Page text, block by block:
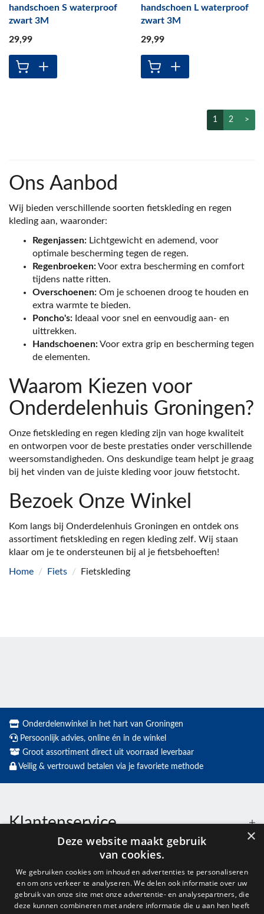
handschoen S waterproof
zwart 3M
29,99
handschoen L waterproof
zwart 3M
29,99
1 2 >
Ons Aanbod
Wij bieden verschillende soorten fietskleding en regen
kleding aan, waaronder:
Regenjassen: Lichtgewicht en ademend, voor
optimale bescherming tegen de regen.
Regenbroeken:Voor extra bescherming en comfort
tijdens natte ritten.
Overschoenen: Om je schoenen droog te houden en
extra warmte te bieden.
Poncho's: Ideaal voor snel en eenvoudig aan- en
uittrekken.
Handschoenen:Voor extra grip en bescherming tegen
de elementen.
Waarom Kiezen voor
Onderdelenhuis Groningen?
Onze fietskleding en regen kleding zijn van hoge kwaliteit
en ontworpen voor de beste prestaties onder verschillende
weersomstandigheden. Ons deskundige team helpt je graag
bij het vinden van de juiste kleding voor jouw fietstocht.
Bezoek Onze Winkel
Kom langs bij Onderdelenhuis Groningen en ontdek ons
assortiment fietskleding en regen kleding zelf. Wij staan
klaar om je te ondersteunen bij al je fietsbehoeften!
Home / Fiets / Fietskleding
Onderdelenwinkel in het hart van Groningen
Persoonlijk advies, online én in de winkel
Groot assortiment direct uit voorraad leverbaar
Veilig & vertrouwd betalen via je favoriete methode
Klantenservice
Openingstijden
×
Deze website maakt gebruik
van cookies.
We gebruiken cookies om inhoud en advertenties te personaliseren
en om ons verkeer te analyseren. We delen ook informatie over uw
gebruik van onze site met onze advertentie- en analysepartners, die
deze kunnen combineren met andere informatie die u aan hen heeft